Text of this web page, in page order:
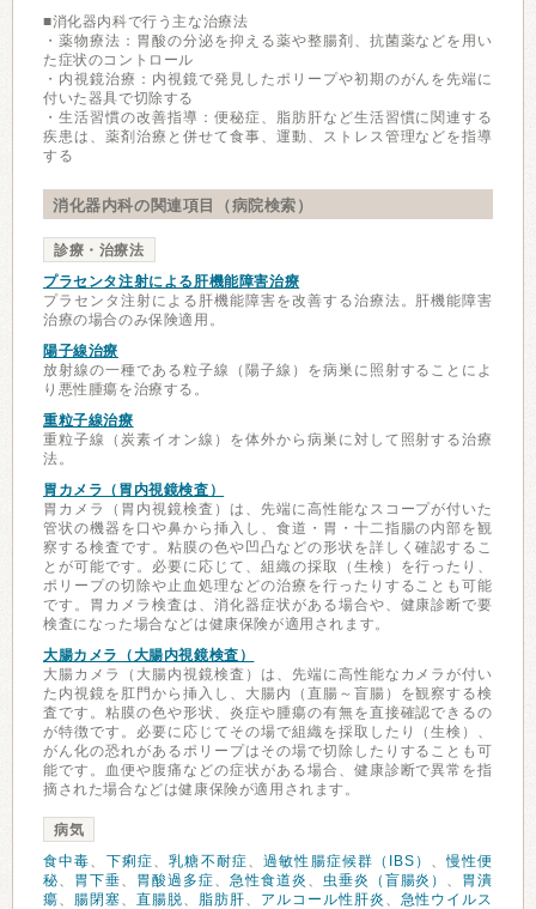
■消化器内科で行う主な治療法
・薬物療法：胃酸の分泌を抑える薬や整腸剤、抗菌薬などを用い
た症状のコントロール
・内視鏡治療：内視鏡で発見したポリープや初期のがんを先端に
付いた器具で切除する
・生活習慣の改善指導：便秘症、脂肪肝など生活習慣に関連する
疾患は、薬剤治療と併せて食事、運動、ストレス管理などを指導
する
消化器内科の関連項目（病院検索）
診療・治療法
プラセンタ注射による肝機能障害治療
プラセンタ注射による肝機能障害を改善する治療法。肝機能障害
治療の場合のみ保険適用。
陽子線治療
放射線の一種である粒子線（陽子線）を病巣に照射することによ
り悪性腫瘍を治療する。
重粒子線治療
重粒子線（炭素イオン線）を体外から病巣に対して照射する治療
法。
胃カメラ（胃内視鏡検査）
胃カメラ（胃内視鏡検査）は、先端に高性能なスコープが付いた
管状の機器を口や鼻から挿入し、食道・胃・十二指腸の内部を観
察する検査です。粘膜の色や凹凸などの形状を詳しく確認するこ
とが可能です。必要に応じて、組織の採取（生検）を行ったり、
ポリープの切除や止血処理などの治療を行ったりすることも可能
です。胃カメラ検査は、消化器症状がある場合や、健康診断で要
検査になった場合などは健康保険が適用されます。
大腸カメラ（大腸内視鏡検査）
大腸カメラ（大腸内視鏡検査）は、先端に高性能なカメラが付い
た内視鏡を肛門から挿入し、大腸内（直腸～盲腸）を観察する検
査です。粘膜の色や形状、炎症や腫瘍の有無を直接確認できるの
が特徴です。必要に応じてその場で組織を採取したり（生検）、
がん化の恐れがあるポリープはその場で切除したりすることも可
能です。血便や腹痛などの症状がある場合、健康診断で異常を指
摘された場合などは健康保険が適用されます。
病気
食中毒、 下痢症、乳糖不耐症、過敏性腸症候群（IBS） 、慢性便
秘、 胃下垂、 胃酸過多症、 急性食道炎 、 虫垂炎（盲腸炎） 、 胃潰
瘍、 腸閉塞、 直腸脱、 脂肪肝、 アルコール性肝炎 、 急性ウイルス